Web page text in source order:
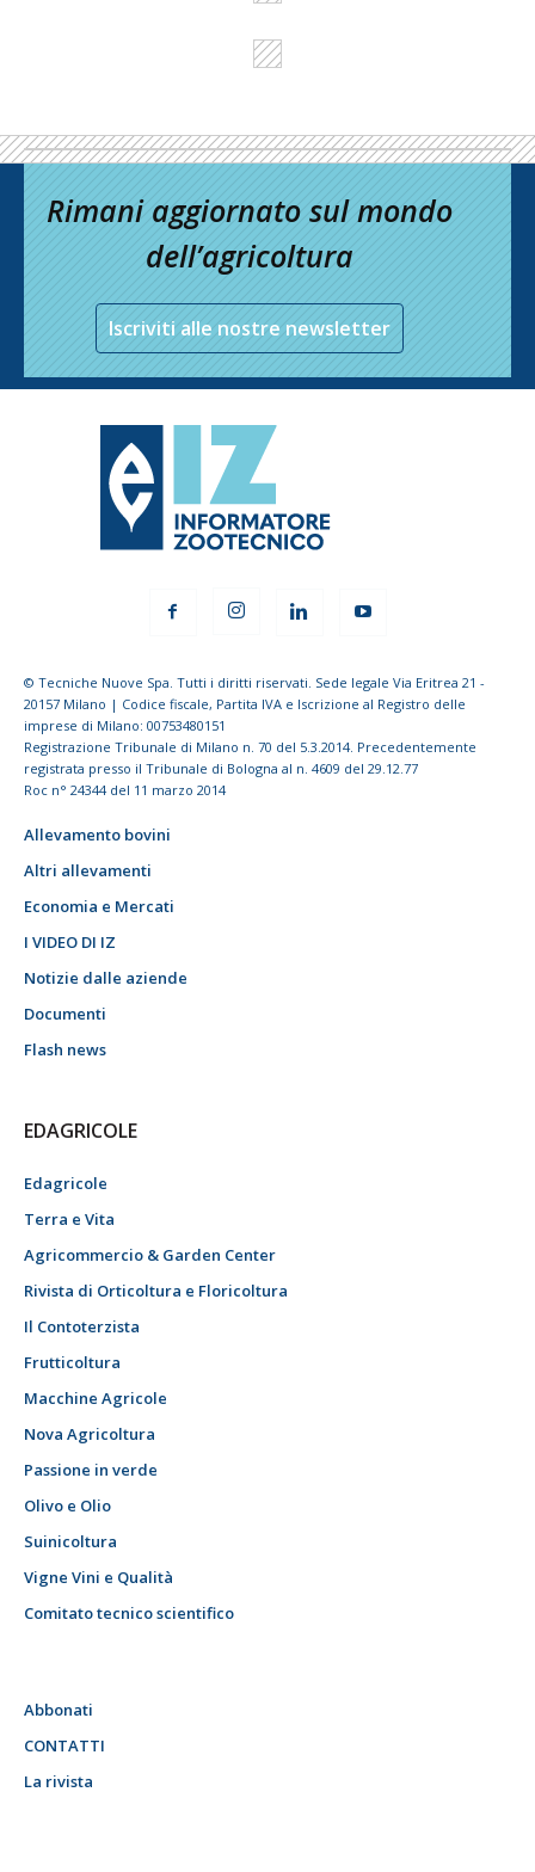
Rimani aggiornato sul mondo
dell’agricoltura
Iscriviti alle nostre newsletter
© Tecniche Nuove Spa. Tutti i diritti riservati. Sede legale Via Eritrea 21 -
20157 Milano | Codice fiscale, Partita IVA e Iscrizione al Registro delle
imprese di Milano: 00753480151
Registrazione Tribunale di Milano n. 70 del 5.3.2014. Precedentemente
registrata presso il Tribunale di Bologna al n. 4609 del 29.12.77
Roc n° 24344 del 11 marzo 2014
Allevamento bovini
Altri allevamenti
Economia e Mercati
I VIDEO DI IZ
Notizie dalle aziende
Documenti
Flash news
EDAGRICOLE
Edagricole
Terra e Vita
Agricommercio & Garden Center
Rivista di Orticoltura e Floricoltura
Il Contoterzista
Frutticoltura
Macchine Agricole
Nova Agricoltura
Passione in verde
Olivo e Olio
Suinicoltura
Vigne Vini e Qualità
Comitato tecnico scientifico
Abbonati
CONTATTI
La rivista